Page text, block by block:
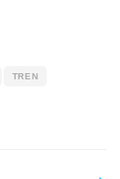
TREN